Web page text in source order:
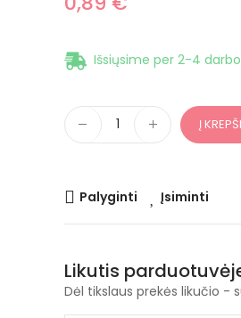
Išsiųsime per 2-4
Į
Palyginti Įsiminti
Likutis
Dėl tikslaus prekės likučio -